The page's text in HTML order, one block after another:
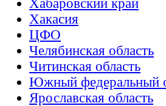
Хабаровский край
Хакасия
ЦФО
Челябинская область
Читинская область
Южный федеральный
Ярославская область